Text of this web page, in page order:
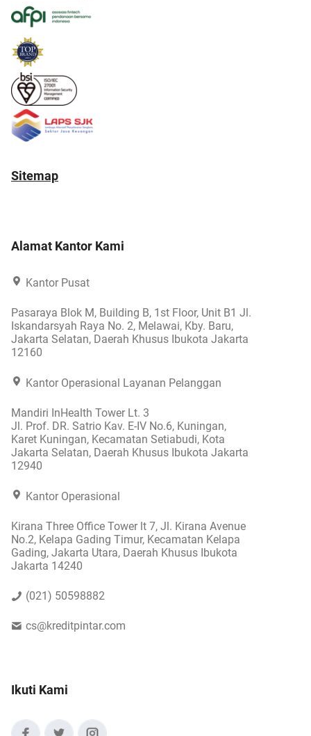
Sitemap
Alamat Kantor Kami
Kantor Pusat
Pasaraya Blok M, Building B, 1st Floor, Unit B1 Jl.
Iskandarsyah Raya No. 2, Melawai, Kby. Baru,
Jakarta Selatan, Daerah Khusus Ibukota Jakarta
12160
Kantor Operasional Layanan Pelanggan
Mandiri InHealth Tower Lt. 3
Jl. Prof. DR. Satrio Kav. E-IV No.6, Kuningan,
Karet Kuningan, Kecamatan Setiabudi, Kota
Jakarta Selatan, Daerah Khusus Ibukota Jakarta
12940
Kantor Operasional
Kirana Three Office Tower lt 7, Jl. Kirana Avenue
No.2, Kelapa Gading Timur, Kecamatan Kelapa
Gading, Jakarta Utara, Daerah Khusus Ibukota
Jakarta 14240
(021) 50598882
cs@kreditpintar.com
Ikuti Kami